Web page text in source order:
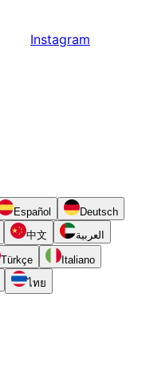
Instagram
Español
Deutsch
中文 العربية
Türkçe
Italiano
ไทย